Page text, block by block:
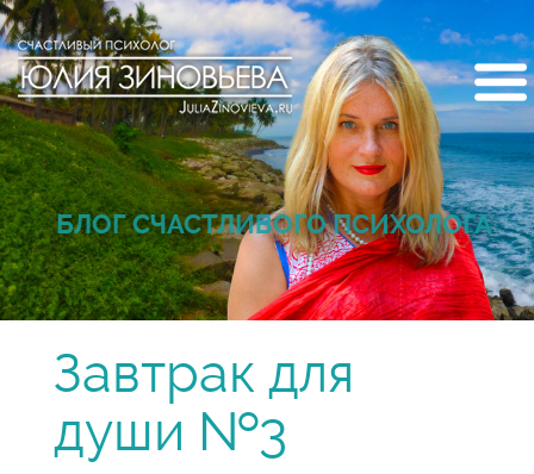
БЛОГ СЧАСТЛИВОГО ПСИХОЛОГА
Завтрак для
души №3